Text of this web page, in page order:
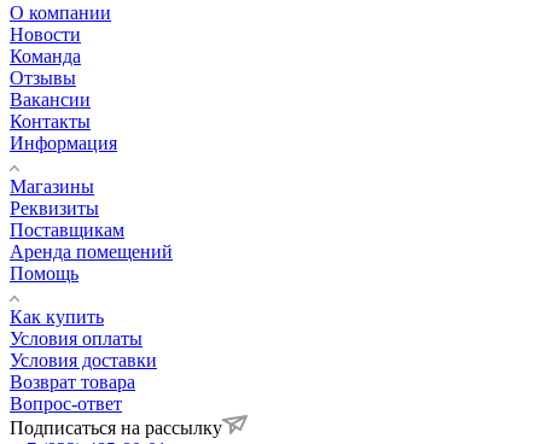
О компании
Новости
Команда
Отзывы
Вакансии
Контакты
Информация
Магазины
Реквизиты
Поставщикам
Аренда помещений
Помощь
Как купить
Условия оплаты
Условия доставки
Возврат товара
Вопрос-ответ
Подписаться на рассылку